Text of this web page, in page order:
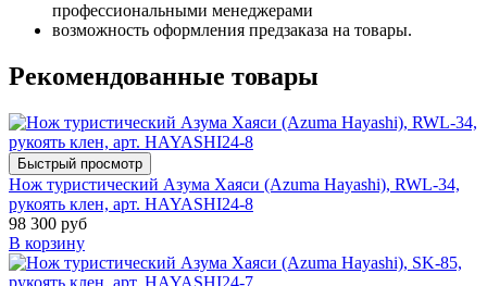
профессиональными менеджерами
возможность оформления предзаказа на товары.
Рекомендованные товары
Быстрый просмотр
Нож туристический Азума Хаяси (Azuma Hayashi), RWL-34,
рукоять клен, арт. HAYASHI24-8
98 300 руб
В корзину